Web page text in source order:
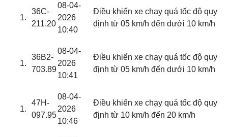
36C-
211.20
08-04-
2026
10:40
Điều khiển xe chạy quá tốc độ quy
định từ 05 km/h đến dưới 10 km/h
36B2-
703.89
08-04-
2026
10:41
Điều khiển xe chạy quá tốc độ quy
định từ 05 km/h đến dưới 10 km/h
47H-
097.95
08-04-
2026
10:46
Điều khiển xe chạy quá tốc độ quy
định từ 10 km/h đến 20 km/h